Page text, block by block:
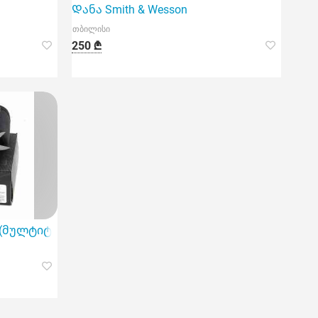
Დანა Smith & Wesson
თბილისი
250 ₾
Ganzo G302-H ორიგინალი